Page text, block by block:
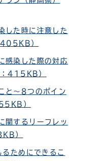
した時に注意した
405KB）
感染した際の対応
：415KB）
と～8つのポイン
）
関するリーフレッ
）
ためにできるこ